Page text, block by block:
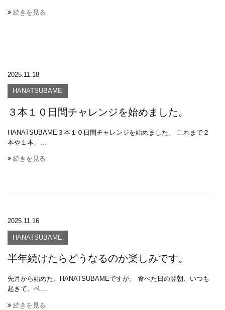
続きを見る
2025.11.18
HANATSUBAME
３本１０日間チャレンジを始めました。
HANATSUBAME３本１０日間チャレンジを始めました。 これまで２
本や１本、...
続きを見る
2025.11.16
HANATSUBAME
半年続けたらどうなるのか楽しみです。
先月から始めた、HANATSUBAMEですが、 食べた日の翌朝、いつも
起きて、ベ...
続きを見る